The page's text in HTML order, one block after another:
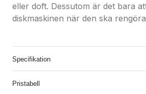
eller doft. Dessutom är det bara
diskmaskinen när den ska
Specifikation
Pristabell